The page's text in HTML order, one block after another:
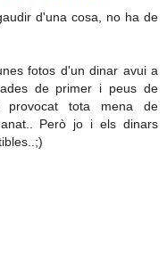
d'una cosa, no ha de
fotos d'un dinar avui a
de primer i peus de
tota mena de
Però jo i els dinars